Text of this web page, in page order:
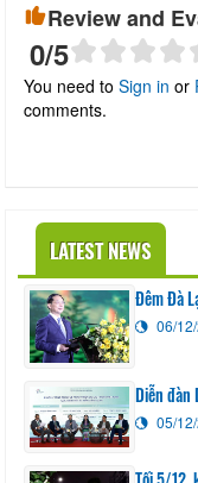
Review and
0/5
You need to Sign in or
comments.
LATEST NEWS
Đêm Đà
06/
Diễn đàn
05/